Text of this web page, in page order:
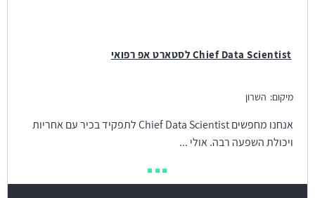
Chief Data Scientist לסטארט אפ רפואי
מיקום: השרון
אנחנו מחפשים Chief Data Scientist לתפקיד בכיר עם אחריות
ויכולת השפעה רבה. אולי ...